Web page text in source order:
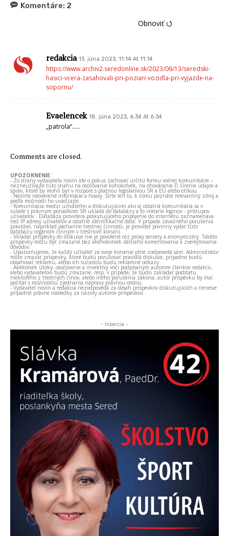
Komentáre: 2
Obnoviť ⭯
redakcia 13. júna 2023, 11:14 At 11:14
https://www.archiv2.seredonline.sk/2023/06/13/seredski-
hasici-vcera-zasahovali-pri-poziari-vozidla-pri-vyjazde-na-
sopornu/
Evaelencek 18. júna 2023, 6:34 At 6:34
„patrola“…..
Comments are closed.
UPOZORNENIE:
- Zo strany vydavateľa novín ide o pokus zachovať určitú formu voľnej komunikácie –
nezneužívajte túto snahu na osočovanie kohokoľvek, na ohováranie či šírenie údajov a
správ, ktoré by mohli byť v rozpore s platnou legislatívou SR a EÚ alebo etikou.
- Nešírte neoverené informácie a hoaxy. Šírte len to, k čomu poznáte relevantný zdroj a
podľa možnosti ho uvádzajte.
- Komunikácia medzi užívateľmi a diskutujúcimi ako aj ostatná komunikácia sa v
súlade s právnym poriadkom SR ukladá do databázy a to vrátane loginov - prístupov
užívateľov . Databáza providera poskytujúceho pripojenie do internetu zaznamenáva
tiež IP adresy užívateľov a ostatné identifikačné dáta. V prípade závažného porušenia
pravidiel, napríklad páchaním trestnej činnosti, je provider povinný vydať túto
databázu orgánom činným v trestnom konaní.
- Vkladať príspevky do diskusie nie je povolené cez proxy servery a anonymizéry. Takéto
príspevky môžu byť zmazané bez akéhokoľvek ďalšieho komentovania a zverejňovania
dôvodov.
- Upozorňujeme, že každý užívateľ za svoje konanie plne zodpovedá sám. Administrátor
môže zmazať príspevky, ktoré budú porušovať pravidlá diskusie, prípadne budú
obsahovať reklamu, alebo ich súčasťou budú reklamné odkazy.
- Akékoľvek útoky, osočovanie a invektívy voči podpísaným autorom článkov redakcii,
alebo vydavateľovi budú zmazané, resp. v prípade, že budú zakladať podstatu
niektorého z trestných činov, alebo iného porušenia zákona, autor príspevku by mal
počítať s možnosťou zjednania nápravy právnou cestou.
- Vydavateľ novín a redakcia nezodpovedá za obsah príspevkov diskutujúcich a nenesie
prípadné právne následky za názory autorov príspevkov.
- Inzercia -